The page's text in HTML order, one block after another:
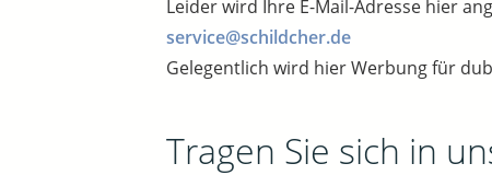
Leider wird Ihre E-Mail-Adresse hier
service@schildcher.de
Gelegentlich wird hier Werbung für
Tragen Sie sich in